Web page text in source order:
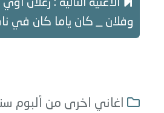
الاغنية التالية : زعلان
وفلان _ كان ياما كان في
اغاني اخرى من ألبوم